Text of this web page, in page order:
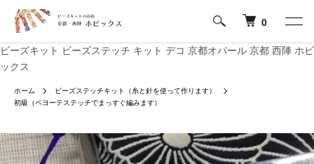
ビーズキット ビーズステッチ キット デコ 京都オパール 京都 西陣 ホビ
ックス
0
ホーム
ビーズステッチキット（糸と針を使って作ります）
初級（ペヨーテステッチでまっすぐ編みます）